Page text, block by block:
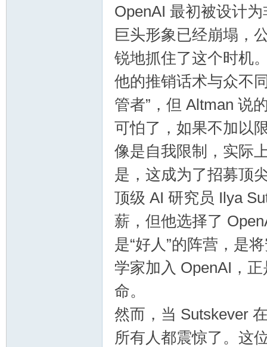
OpenAI 最初被设计
巨头形象已经崩塌，
锐地抓住了这个时机
他的推销话术与众不
管者”，但 Altman 说
可怕了，如果不加以
像是自我限制，实际
是，这成为了招募顶
顶级 AI 研究员 Ilya
薪，但他选择了
是“好人”的阵营，是
学家加入 OpenAI，
命。
然而，当 Sutskever
所有人都震惊了。这